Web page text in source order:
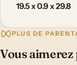
19.5 x 0.9 x 29.8
PLUS DE
Vous